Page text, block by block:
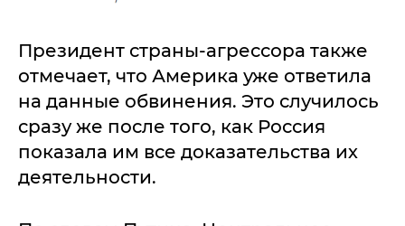
Президент страны-агрессора также
отмечает, что Америка уже ответила
на данные обвинения. Это случилось
сразу же после того, как Россия
показала им все доказательства их
деятельности.